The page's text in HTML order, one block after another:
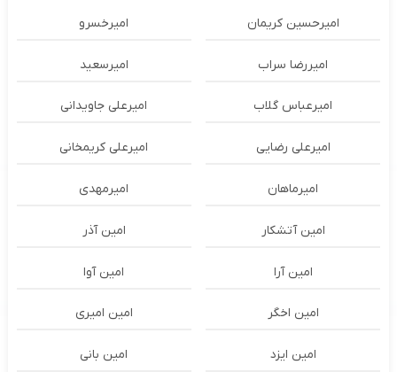
امیرحسین کریمان امیرخسرو
امیررضا سراب امیرسعید
امیرعباس گلاب امیرعلی جاویدانی
امیرعلی رضایی امیرعلی کریمخانی
امیرماهان امیرمهدی
امین آتشکار امین آذر
امین آرا امین آوا
امین اخگر امین امیری
امین ایزد امین بانی